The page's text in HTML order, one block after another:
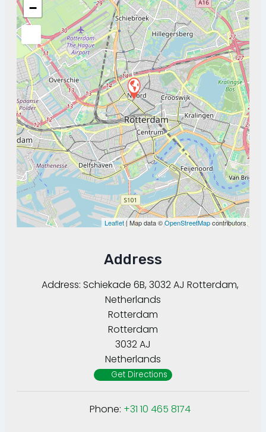
−
Leaflet| Map data ©OpenStreetMapcontributors
Address
Address: Schiekade 6B, 3032 AJ Rotterdam,
Netherlands
Rotterdam
Rotterdam
3032 AJ
Netherlands
Get Directions
Phone: +31 10 465 8174